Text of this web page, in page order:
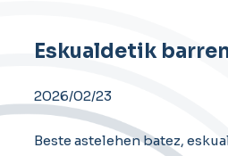
Eskualdetik
2026/02/23
Beste astelehen batez,